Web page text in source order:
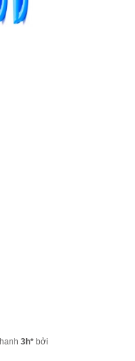
3h* bởi